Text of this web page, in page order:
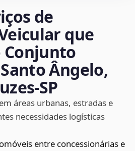
de
que
Conjunto
Ângelo,
áreas urbanas, estradas e
necessidades logísticas
entre concessionárias e